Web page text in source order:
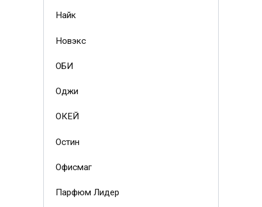
Найк
Новэкс
ОБИ
Оджи
ОКЕЙ
Остин
Офисмаг
Парфюм Лидер